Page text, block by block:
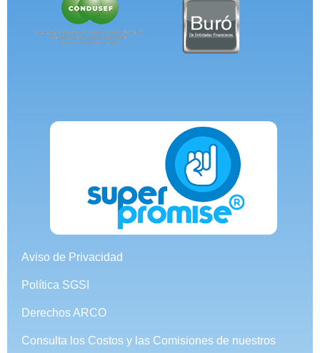
Aviso de Privacidad
Política SGSI
Derechos ARCO
Consulta los Costos y las Comisiones de nuestros